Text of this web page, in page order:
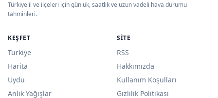
Türkiye il ve ilçeleri için günlük, saatlik ve uzun vadeli hava durumu
tahminleri.
KEŞFET
Türkiye
Harita
Uydu
Anlık Yağışlar
SITE
RSS
Hakkımızda
Kullanım Koşulları
Gizlilik Politikası